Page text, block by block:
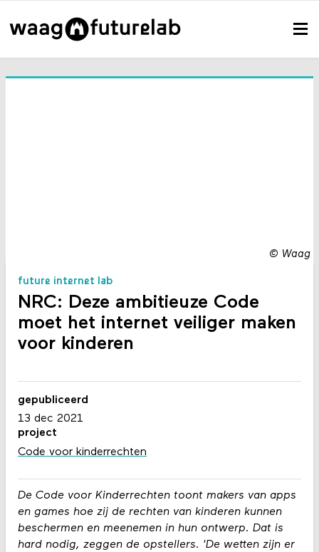
© Waag
future internet lab
NRC: Deze ambitieuze Code
moet het internet veiliger maken
voor kinderen
De Code voor Kinderrechten toont makers van apps
en games hoe zij de rechten van kinderen kunnen
beschermen en meenemen in hun ontwerp. Dat is
hard nodig, zeggen de opstellers. 'De wetten zijn er
gepubliceerd
13 dec 2021
project
Code voor kinderrechten